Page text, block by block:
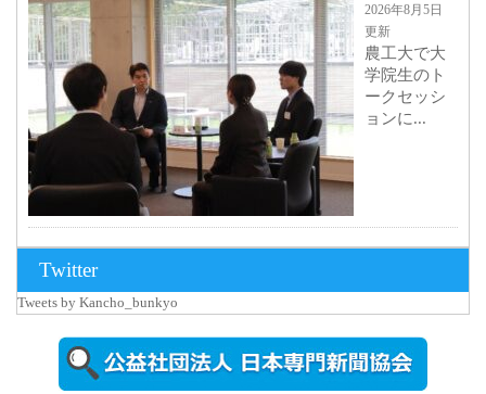
2026年8月5日
更新
農工大で大
学院生のト
ークセッシ
ョンに...
ォトスポッ
ト （8...
Twitter
Tweets by Kancho_bunkyo